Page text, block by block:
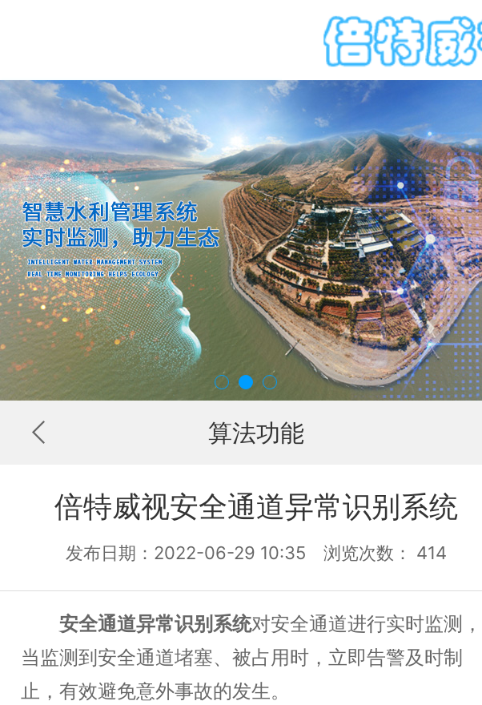
算法功能
倍特威视安全通道异常识别系统
发布日期：2022-06-29 10:35 浏览次数： 414
安全通道异常识别系统对安全通道进行实时监测，
当监测到安全通道堵塞、被占用时，立即告警及时制
止，有效避免意外事故的发生。